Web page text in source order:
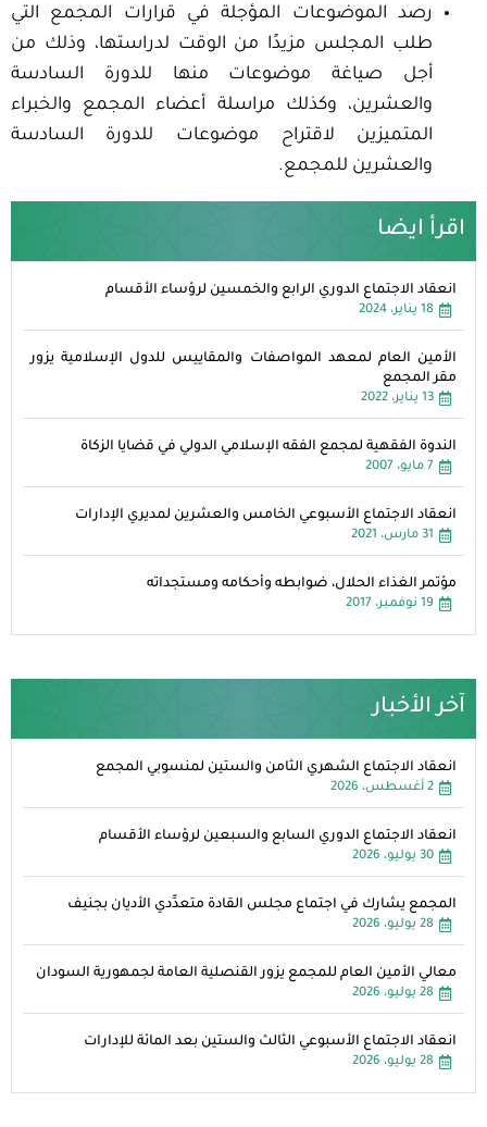
رصد الموضوعات المؤجلة في قرارات المجمع التي
طلب المجلس مزيدًا من الوقت لدراستها، وذلك من
أجل صياغة موضوعات منها للدورة السادسة
والعشرين، وكذلك مراسلة أعضاء المجمع والخبراء
المتميزين لاقتراح موضوعات للدورة السادسة
والعشرين للمجمع.
اقرأ ايضا
انعقاد الاجتماع الدوري الرابع والخمسين لرؤساء الأقسام
18 يناير، 2024
الأمين العام لمعهد المواصفات والمقاييس للدول الإسلامية يزور
مقر المجمع
13 يناير، 2022
الندوة الفقهية لمجمع الفقه الإسلامي الدولي في قضايا الزكاة
7 مايو، 2007
انعقاد الاجتماع الأسبوعي الخامس والعشرين لمديري الإدارات
31 مارس، 2021
مؤتمر الغذاء الحلال، ضوابطه وأحكامه ومستجداته
19 نوفمبر، 2017
آخر الأخبار
انعقاد الاجتماع الشهري الثامن والستين لمنسوبي المجمع
2 أغسطس، 2026
انعقاد الاجتماع الدوري السابع والسبعين لرؤساء الأقسام
30 يوليو، 2026
المجمع يشارك في اجتماع مجلس القادة متعدِّدي الأديان بجنيف
28 يوليو، 2026
معالي الأمين العام للمجمع يزور القنصلية العامة لجمهورية السودان
28 يوليو، 2026
انعقاد الاجتماع الأسبوعي الثالث والستين بعد المائة للإدارات
28 يوليو، 2026